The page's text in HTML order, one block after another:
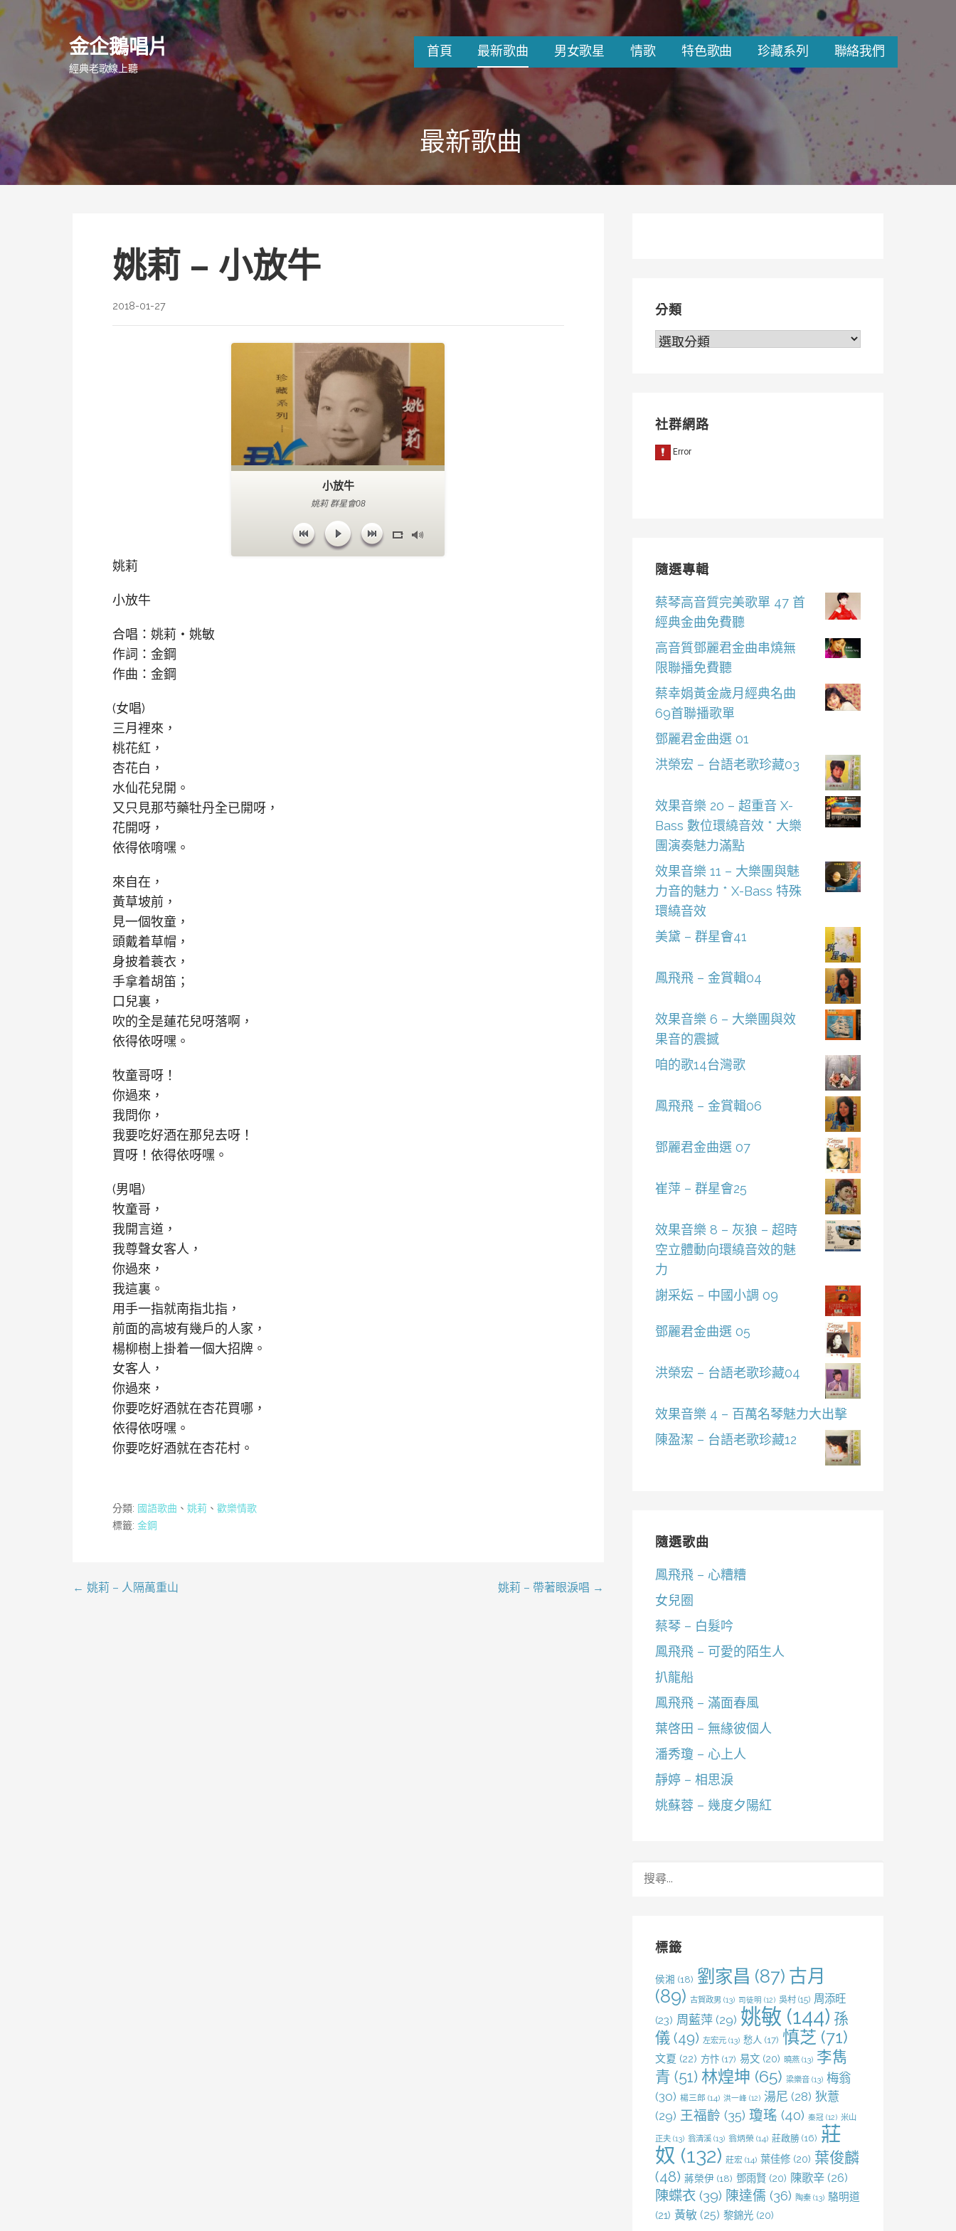
跳
容
金企鵝唱片
經典老歌線上聽
首頁 最新歌曲 男女歌星 情歌 特色歌曲 珍藏系列 聯絡我們
最新歌曲
姚莉 – 小放牛
2018-01-27
小放牛
姚莉 群星會08
姚莉
小放牛
合唱：姚莉‧姚敏
作詞：金鋼
作曲：金鋼
(女唱)
三月裡來，
桃花紅，
杏花白，
水仙花兒開。
又只見那芍藥牡丹全已開呀，
花開呀，
依得依唷嘿。
來自在，
黃草坡前，
見一個牧童，
頭戴着草帽，
身披着蓑衣，
手拿着胡笛；
口兒裏，
吹的全是蓮花兒呀落啊，
依得依呀嘿。
牧童哥呀！
你過來，
我問你，
我要吃好酒在那兒去呀！
買呀！依得依呀嘿。
(男唱)
牧童哥，
我開言道，
我尊聲女客人，
你過來，
我這裏。
用手一指就南指北指，
前面的高坡有幾戶的人家，
楊柳樹上掛着一個大招牌。
女客人，
你過來，
你要吃好酒就在杏花買哪，
依得依呀嘿。
你要吃好酒就在杏花村。
分類: 國語歌曲 、 姚莉 、 歡樂情歌
標籤: 金鋼
文
← 姚莉 – 人隔萬重山 姚莉 – 帶著眼淚唱 →
分類
分
社群網路
隨選專輯
蔡琴高音質完美歌單 47 首
經典金曲免費聽
高音質鄧麗君金曲串燒無
限聯播免費聽
蔡幸娟黃金歲月經典名曲
69首聯播歌單
鄧麗君金曲選 01
洪榮宏 – 台語老歌珍藏03
效果音樂 20 – 超重音 X-
Bass 數位環繞音效 * 大樂
團演奏魅力滿點
效果音樂 11 – 大樂團與魅
力音的魅力 * X-Bass 特殊
環繞音效
美黛 – 群星會41
鳳飛飛 – 金賞輯04
效果音樂 6 – 大樂團與效
果音的震撼
咱的歌14台灣歌
鳳飛飛 – 金賞輯06
鄧麗君金曲選 07
崔萍 – 群星會25
效果音樂 8 – 灰狼 – 超時
空立體動向環繞音效的魅
力
謝采妘 – 中國小調 09
鄧麗君金曲選 05
洪榮宏 – 台語老歌珍藏04
效果音樂 4 – 百萬名琴魅力大出擊
陳盈潔 – 台語老歌珍藏12
隨選歌曲
鳳飛飛 – 心糟糟
女兒圈
蔡琴 – 白髮吟
鳳飛飛 – 可愛的陌生人
扒龍船
鳳飛飛 – 滿面春風
葉啓田 – 無緣彼個人
潘秀瓊 – 心上人
靜婷 – 相思淚
姚蘇蓉 – 幾度夕陽紅
標籤
侯湘 (18) 劉家昌 (87) 古月
(89) 古賀政男 (13) 司徒明 (12) 吳村(15) 周添旺
(23) 周藍萍(29) 姚敏 (144) 孫
儀(49) 左宏元(13) 愁人 (17) 慎芝 (71)
文夏 (22) 方忭(17) 易文(20) 曉燕(13) 李雋
青 (51) 林煌坤 (65) 梁樂音(13) 梅翁
(30) 楊三郎 (14) 洪一峰 (12) 湯尼 (28) 狄薏
(29) 王福齡 (35) 瓊瑤 (40) 秦冠 (12) 米山
正夫(13) 翁清溪(13) 翁炳榮 (14) 莊啟勝(16) 莊
奴 (132) 莊宏(14) 葉佳修(20) 葉俊麟
(48) 蔣榮伊 (18) 鄧雨賢(20) 陳歌辛(26)
陳蝶衣(39) 陳達儒 (36) 陶秦(13) 駱明道
(21) 黃敏(25) 黎錦光(20)